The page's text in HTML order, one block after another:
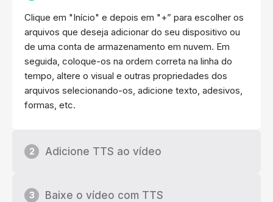
Clique em "Início" e depois em "+” para escolher os
arquivos que deseja adicionar do seu dispositivo ou
de uma conta de armazenamento em nuvem. Em
seguida, coloque-os na ordem correta na linha do
tempo, altere o visual e outras propriedades dos
arquivos selecionando-os, adicione texto, adesivos,
formas, etc.
2 Adicione TTS ao vídeo
3 Baixe o vídeo com TTS